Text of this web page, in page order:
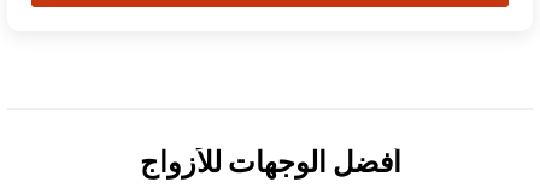
أفضل الوجهات للأزواج